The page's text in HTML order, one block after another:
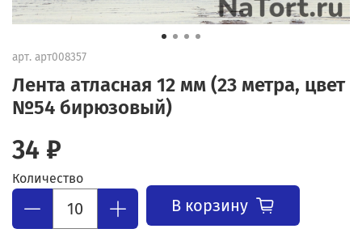
арт. арт008357
Лента атласная 12 мм (23 метра, цвет
№54 бирюзовый)
34 ₽
Количество
В корзину